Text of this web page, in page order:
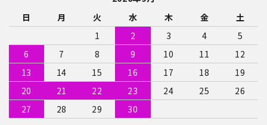
日
月 火 水 木 金
土
1
2 3 4
5
6
7 8 9 10 11
12
13
14 15 16 17 18
19
20
21 22 23 24 25
26
27
28 29
30